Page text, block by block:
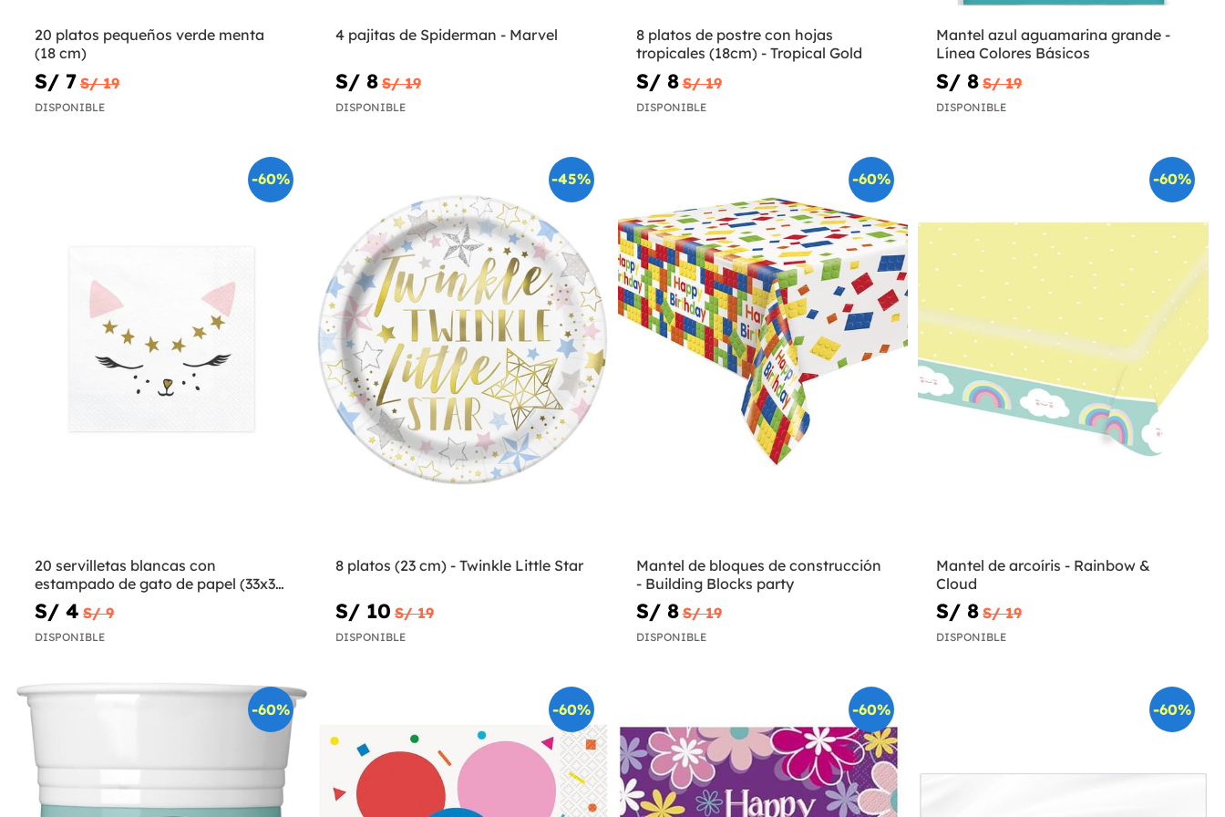
20 platos pequeños verde menta
(18 cm)
S/ 7 S/ 19
DISPONIBLE
4 pajitas de Spiderman - Marvel
S/ 8 S/ 19
DISPONIBLE
8 platos de postre con hojas
tropicales (18cm) - Tropical Gold
S/ 8 S/ 19
DISPONIBLE
Mantel azul aguamarina grande -
Línea Colores Básicos
S/ 8 S/ 19
DISPONIBLE
-60%
20 servilletas blancas con
estampado de gato de papel (33x33
cm) - Meow Party
S/ 4 S/ 9
DISPONIBLE
-45%
8 platos (23 cm) - Twinkle Little Star
S/ 10 S/ 19
DISPONIBLE
-60%
Mantel de bloques de construcción
- Building Blocks party
S/ 8 S/ 19
DISPONIBLE
-60%
Mantel de arcoíris - Rainbow &
Cloud
S/ 8 S/ 19
DISPONIBLE
-60% -60% -60% -60%